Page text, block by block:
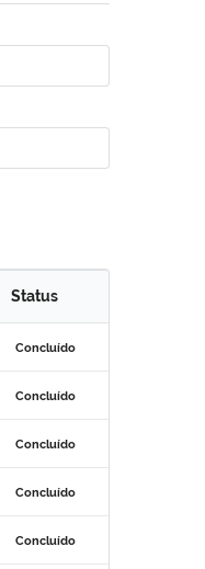
Status
Concluído
Concluído
Concluído
Concluído
Concluído